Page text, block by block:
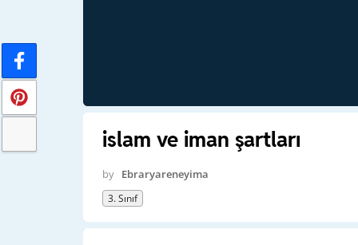
islam ve iman şartları
by Ebraryareneyima
3. Sınıf